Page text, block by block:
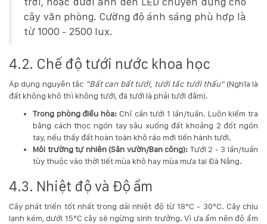
cây văn phòng. Cường độ ánh sáng phù hợp là
từ 1000 - 2500 lux.
4.2. Chế độ tưới nước khoa học
Áp dụng nguyên tắc "Bất can bất tưới, tưới tắc tưới thấu"(Nghĩa là
đất không khô thì không tưới, đã tưới là phải tưới đẫm).
Trong phòng điều hòa: Chỉ cần tưới 1 lần/tuần. Luôn kiểm tra
bằng cách thọc ngón tay sâu xuống đất khoảng 2 đốt ngón
tay, nếu thấy đất hoàn toàn khô ráo mới tiến hành tưới.
Môi trường tự nhiên (Sân vườn/Ban công): Tưới 2 - 3 lần/tuần
tùy thuộc vào thời tiết mùa khô hay mùa mưa tại Đà Nẵng.
4.3. Nhiệt độ và Độ ẩm
Cây phát triển tốt nhất trong dải nhiệt độ từ 18°C - 30°C. Cây chịu
lạnh kém, dưới 15°C cây sẽ ngừng sinh trưởng. Vì ưa ẩm nên độ ẩm